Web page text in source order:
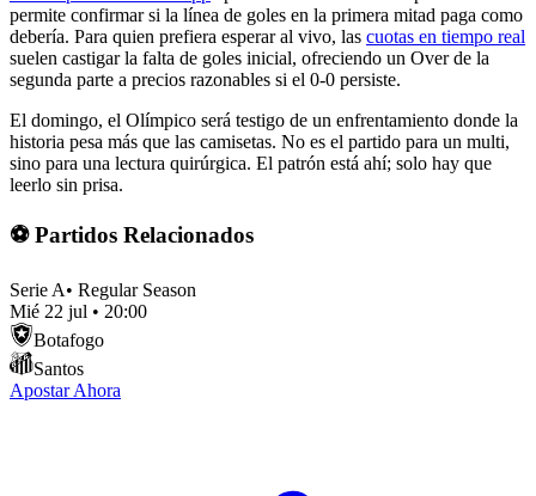
permite confirmar si la línea de goles en la primera mitad paga como
debería. Para quien prefiera esperar al vivo, las cuotas en tiempo real
suelen castigar la falta de goles inicial, ofreciendo un Over de la
segunda parte a precios razonables si el 0-0 persiste.
El domingo, el Olímpico será testigo de un enfrentamiento donde la
historia pesa más que las camisetas. No es el partido para un multi,
sino para una lectura quirúrgica. El patrón está ahí; solo hay que
leerlo sin prisa.
⚽ Partidos Relacionados
Serie A• Regular Season
Mié 22 jul • 20:00
Botafogo
Santos
Apostar Ahora